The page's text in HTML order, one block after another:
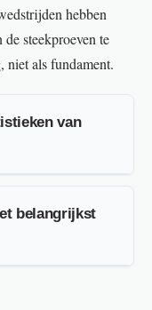
hebben
steekproeven te
niet als fundament.
van
belangrijkst